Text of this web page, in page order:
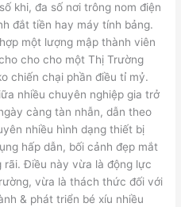
khi, đa số nơi trông nom điện
đắt tiền hay máy tính bảng.
một lượng mập thành viên
cho cho một Thị Trường
chiến chại phần điều tỉ mỷ.
nhiều chuyên nghiệp gia trở
càng tàn nhẫn, dẫn theo
nhiều hình dạng thiết bị
hấp dẫn, bối cảnh đẹp mắt
rãi. Điều này vừa là động lực
vừa là thách thức đối với
& phát triển bé xíu nhiều